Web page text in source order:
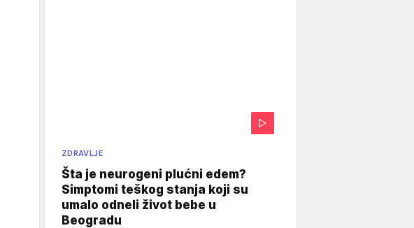
ZDRAVLJE
Šta je neurogeni plućni edem?
Simptomi teškog stanja koji su
umalo odneli život bebe u
Beogradu